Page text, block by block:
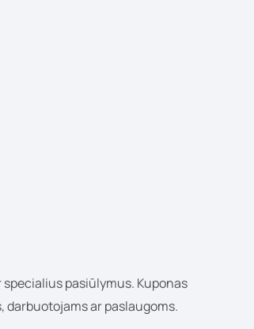
pasiūlymus. Kuponas
ar paslaugoms.